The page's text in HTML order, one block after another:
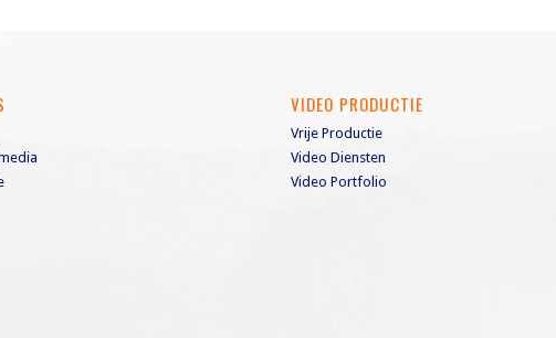
VIDEO PRODUCTIE
Vrije Productie
Video Diensten
Video Portfolio